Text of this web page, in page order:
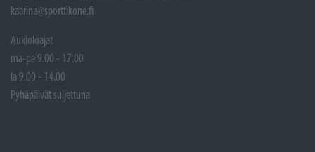
kaarina@sporttikone.fi
Aukioloajat
ma-pe 9.00 - 17.00
la 9.00 - 14.00
Pyhäpäivät suljettuna